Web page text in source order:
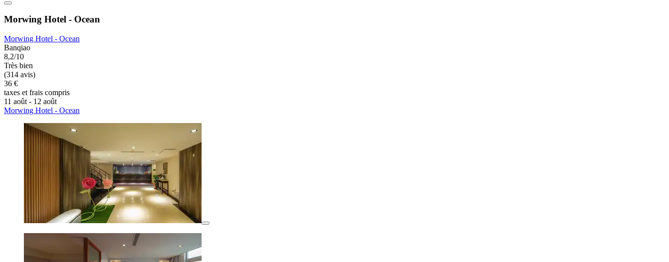
Morwing Hotel - Ocean
Morwing Hotel - Ocean
Banqiao
8,2/10
Très bien
(314 avis)
36 €
taxes et frais compris
11 août - 12 août
Morwing Hotel - Ocean